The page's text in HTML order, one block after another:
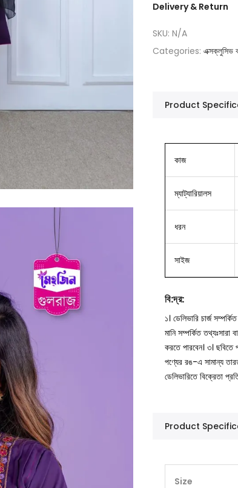
Delivery & Return
SKU: N/A
Categories: এক্সক্লুসিভ
Product
কাজ
ম্যাট্যারিয়ালস
ধরন
সাইজ
বি:দ্র:
১। ডেলিভারি চার্জ
মানি সম্পর্কিত তথ্যঃসারা
করতে পারবেন। ৩।
পণ্যের রঙ-এ সামান্য
ডেলিভারিতে বিক্রেতা
Product
Size